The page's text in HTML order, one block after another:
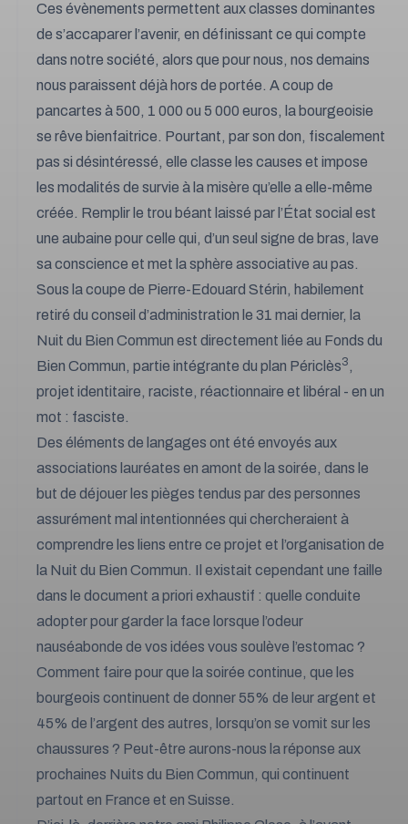
Ces évènements permettent aux classes dominantes
de s’accaparer l’avenir, en définissant ce qui compte
dans notre société, alors que pour nous, nos demains
nous paraissent déjà hors de portée. A coup de
pancartes à 500, 1 000 ou 5 000 euros, la bourgeoisie
se rêve bienfaitrice. Pourtant, par son don, fiscalement
pas si désintéressé, elle classe les causes et impose
les modalités de survie à la misère qu’elle a elle-même
créée. Remplir le trou béant laissé par l’État social est
une aubaine pour celle qui, d’un seul signe de bras, lave
sa conscience et met la sphère associative au pas.
Sous la coupe de Pierre-Edouard Stérin, habilement
retiré du conseil d’administration le 31 mai dernier, la
Nuit du Bien Commun est directement liée au Fonds du
Bien Commun, partie intégrante du plan Périclès3 ,
projet identitaire, raciste, réactionnaire et libéral - en un
mot : fasciste.
Des éléments de langages ont été envoyés aux
associations lauréates en amont de la soirée, dans le
but de déjouer les pièges tendus par des personnes
assurément mal intentionnées qui chercheraient à
comprendre les liens entre ce projet et l’organisation de
la Nuit du Bien Commun. Il existait cependant une faille
dans le document a priori exhaustif : quelle conduite
adopter pour garder la face lorsque l’odeur
nauséabonde de vos idées vous soulève l’estomac ?
Comment faire pour que la soirée continue, que les
bourgeois continuent de donner 55% de leur argent et
45% de l’argent des autres, lorsqu’on se vomit sur les
chaussures ? Peut-être aurons-nous la réponse aux
prochaines Nuits du Bien Commun, qui continuent
partout en France et en Suisse.